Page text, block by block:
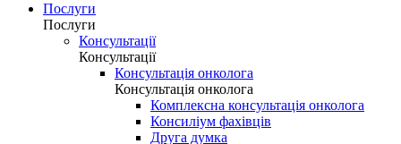
Послуги
Послуги
Консультації
Консультації
Консультація онколога
Консультація онколога
Комплексна консультація онколога
Консиліум фахівців
Друга думка